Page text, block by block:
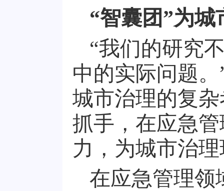
“智囊团”为城
“我们的研究
中的实际问题
城市治理的复
抓手，在应急
力，为城市治
在应急管理领